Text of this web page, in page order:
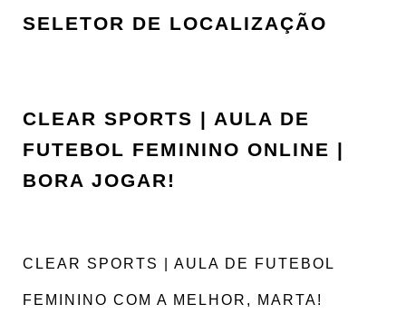
SELETOR DE LOCALIZAÇÃO
CLEAR SPORTS | AULA DE
FUTEBOL FEMININO ONLINE |
BORA JOGAR!
CLEAR SPORTS | AULA DE FUTEBOL
FEMININO COM A MELHOR, MARTA!